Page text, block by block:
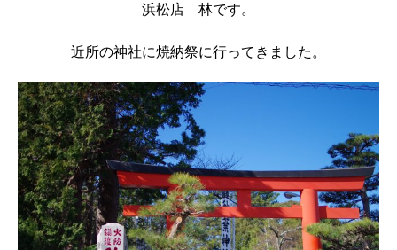
浜松店 林です。
近所の神社に焼納祭に行ってきました。